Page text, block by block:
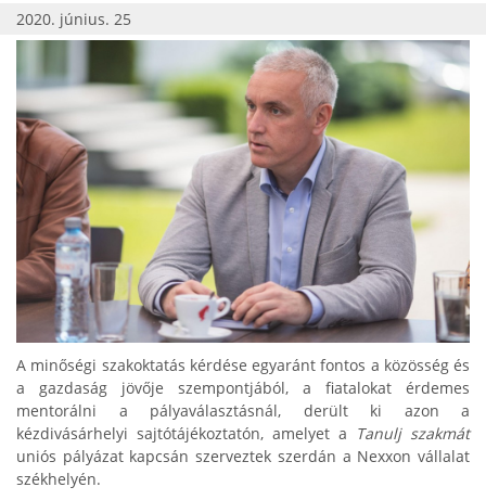
2020. június. 25
A minőségi szakoktatás kérdése egyaránt fontos a közösség és
a gazdaság jövője szempontjából, a fiatalokat érdemes
mentorálni a pályaválasztásnál, derült ki azon a
kézdivásárhelyi sajtótájékoztatón, amelyet a Tanulj szakmát
uniós pályázat kapcsán szerveztek szerdán a Nexxon vállalat
székhelyén.